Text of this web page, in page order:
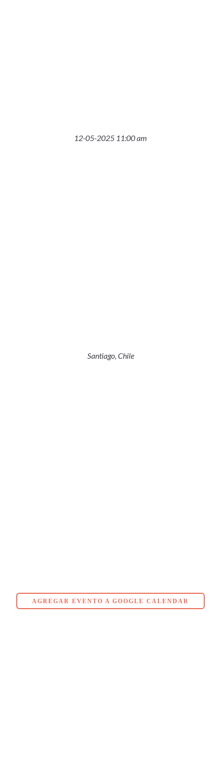
12-05-2025 11:00 am
Santiago, Chile
AGREGAR EVENTO A GOOGLE CALENDAR